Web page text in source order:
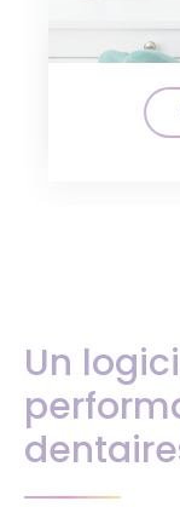
Un